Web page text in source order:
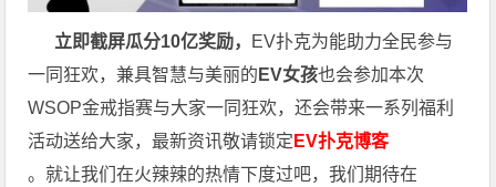
立即截屏瓜分10亿奖励， EV扑克为能助力全民参与
一同狂欢，兼具智慧与美丽的 EV女孩也会参加本次
WSOP金戒指赛与大家一同狂欢，还会带来一系列福利
活动送给大家，最新资讯敬请锁定 EV扑克博客
。就让我们在火辣辣的热情下度过吧，我们期待在